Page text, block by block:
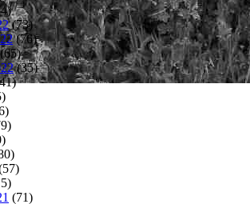
(73)
(76)
(35)
(71)